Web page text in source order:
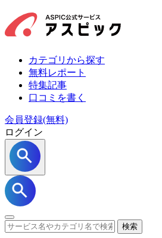
カテゴリから探す
無料レポート
特集記事
口コミを書く
会員登録(無料)
ログイン
検索